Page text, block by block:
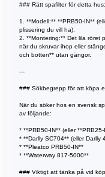
### Rätt spafilter för detta hus:
1. **Modell:** **PRB50-IN**
plissering du vill ha).
2. **Montering:** Det lila röret
när du skruvar ihop eller
och botten** utan gängor.
---
### Sökbegrepp för att köpa
När du söker hos en svensk
av följande:
* **PRB50-IN** (eller **PRB25-
* **Darlly SC704** (eller Darlly
* **Pleatco PRB50-IN**
* **Waterway 817-5000**
### Viktigt att tänka på vid